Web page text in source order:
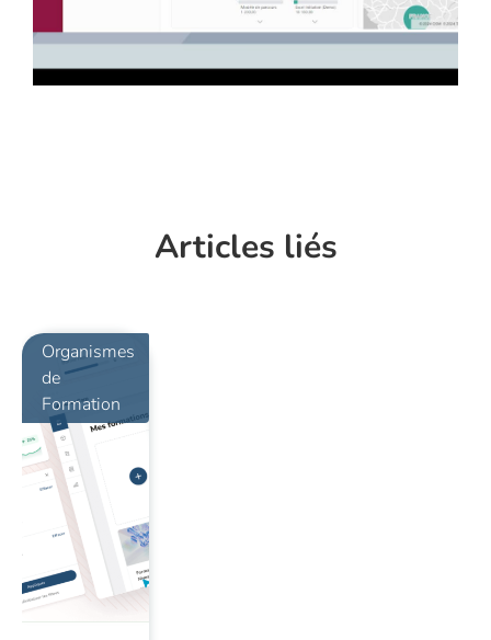
Articles liés
Organismes
de
Formation